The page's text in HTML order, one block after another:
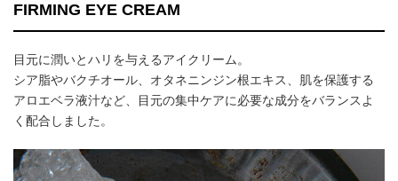
FIRMING EYE CREAM
目元に潤いとハリを与えるアイクリーム。
シア脂やバクチオール、オタネニンジン根エキス、肌を保護する
アロエベラ液汁など、目元の集中ケアに必要な成分をバランスよ
く配合しました。